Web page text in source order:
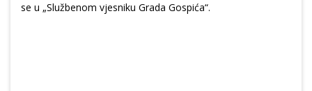
se u „Službenom vjesniku Grada Gospića“.